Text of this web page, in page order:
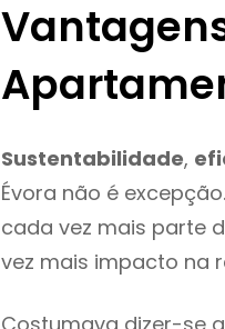
Sustentabilidade,
Évora não é
cada vez mais parte
vez mais impacto na